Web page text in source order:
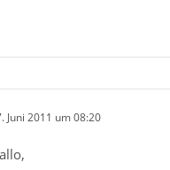
Juni 2011 um 08:20